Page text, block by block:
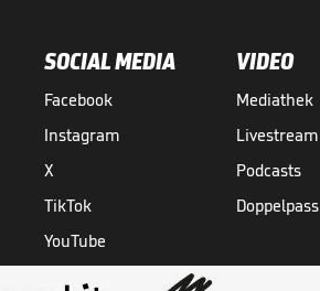
SOCIAL MEDIA
Facebook
Instagram
X
TikTok
YouTube
VIDEO
Mediathek
Livestream
Podcasts
Doppelpass